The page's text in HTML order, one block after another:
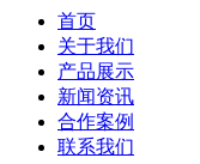
首页
关于我们
产品展示
新闻资讯
合作案例
联系我们